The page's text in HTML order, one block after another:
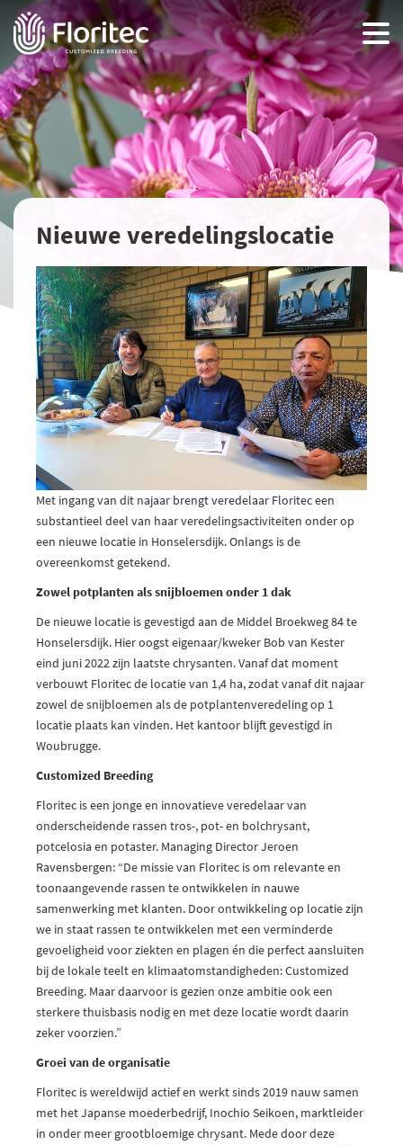
Nieuwe veredelingslocatie
Met ingang van dit najaar brengt veredelaar Floritec een
substantieel deel van haar veredelingsactiviteiten onder op
een nieuwe locatie in Honselersdijk. Onlangs is de
overeenkomst getekend.
Zowel potplanten als snijbloemen onder 1 dak
De nieuwe locatie is gevestigd aan de Middel Broekweg 84 te
Honselersdijk. Hier oogst eigenaar/kweker Bob van Kester
eind juni 2022 zijn laatste chrysanten. Vanaf dat moment
verbouwt Floritec de locatie van 1,4 ha, zodat vanaf dit najaar
zowel de snijbloemen als de potplantenveredeling op 1
locatie plaats kan vinden. Het kantoor blijft gevestigd in
Woubrugge.
Customized Breeding
Floritec is een jonge en innovatieve veredelaar van
onderscheidende rassen tros-, pot- en bolchrysant,
potcelosia en potaster. Managing Director Jeroen
Ravensbergen: “De missie van Floritec is om relevante en
toonaangevende rassen te ontwikkelen in nauwe
samenwerking met klanten. Door ontwikkeling op locatie zijn
we in staat rassen te ontwikkelen met een verminderde
gevoeligheid voor ziekten en plagen én die perfect aansluiten
bij de lokale teelt en klimaatomstandigheden: Customized
Breeding. Maar daarvoor is gezien onze ambitie ook een
sterkere thuisbasis nodig en met deze locatie wordt daarin
zeker voorzien.”
Groei van de organisatie
Floritec is wereldwijd actief en werkt sinds 2019 nauw samen
met het Japanse moederbedrijf, Inochio Seikoen, marktleider
in onder meer grootbloemige chrysant. Mede door deze